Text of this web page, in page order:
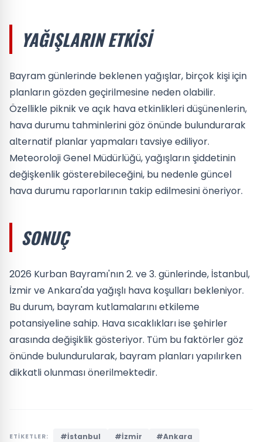
YAĞIŞLARIN ETKISI
Bayram günlerinde beklenen yağışlar, birçok kişi için
planların gözden geçirilmesine neden olabilir.
Özellikle piknik ve açık hava etkinlikleri düşünenlerin,
hava durumu tahminlerini göz önünde bulundurarak
alternatif planlar yapmaları tavsiye ediliyor.
Meteoroloji Genel Müdürlüğü, yağışların şiddetinin
değişkenlik gösterebileceğini, bu nedenle güncel
hava durumu raporlarının takip edilmesini öneriyor.
SONUÇ
2026 Kurban Bayramı'nın 2. ve 3. günlerinde, İstanbul,
İzmir ve Ankara'da yağışlı hava koşulları bekleniyor.
Bu durum, bayram kutlamalarını etkileme
potansiyeline sahip. Hava sıcaklıkları ise şehirler
arasında değişiklik gösteriyor. Tüm bu faktörler göz
önünde bulundurularak, bayram planları yapılırken
dikkatli olunması önerilmektedir.
ETİKETLER: #İstanbul #İzmir #Ankara